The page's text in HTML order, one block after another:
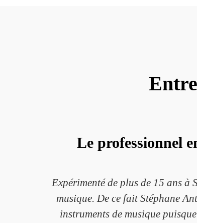
Le professionnel
Expérimenté de plus de 15 ans à
musique. De ce fait Stéphane
instruments de musique